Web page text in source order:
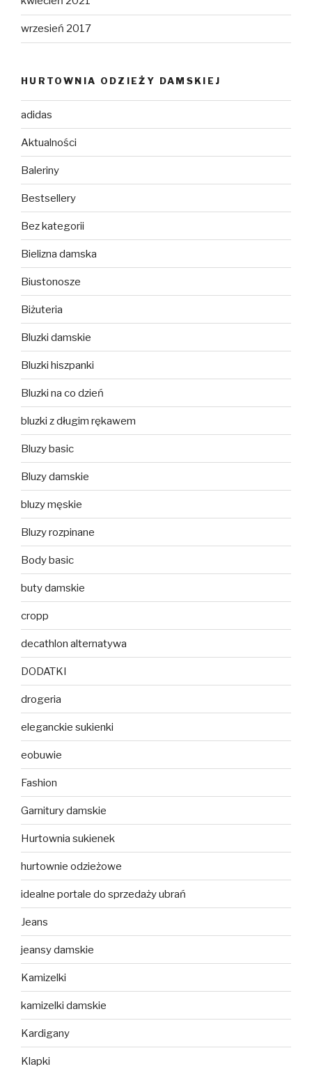
wrzesień 2017
HURTOWNIA ODZIEŻY DAMSKIEJ
adidas
Aktualności
Baleriny
Bestsellery
Bez kategorii
Bielizna damska
Biustonosze
Biżuteria
Bluzki damskie
Bluzki hiszpanki
Bluzki na co dzień
bluzki z długim rękawem
Bluzy basic
Bluzy damskie
bluzy męskie
Bluzy rozpinane
Body basic
buty damskie
cropp
decathlon alternatywa
DODATKI
drogeria
eleganckie sukienki
eobuwie
Fashion
Garnitury damskie
Hurtownia sukienek
hurtownie odzieżowe
idealne portale do sprzedaży ubrań
Jeans
jeansy damskie
Kamizelki
kamizelki damskie
Kardigany
Klapki